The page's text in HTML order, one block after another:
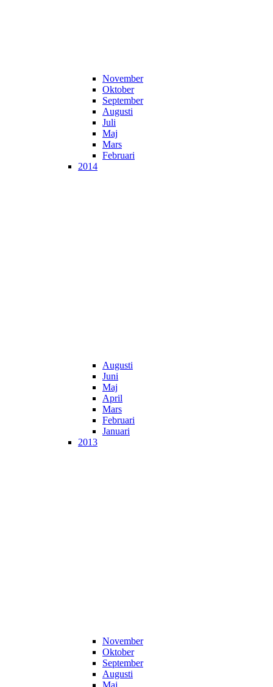
November
Oktober
September
Augusti
Juli
Maj
Mars
Februari
2014
Augusti
Juni
Maj
April
Mars
Februari
Januari
2013
November
Oktober
September
Augusti
Maj